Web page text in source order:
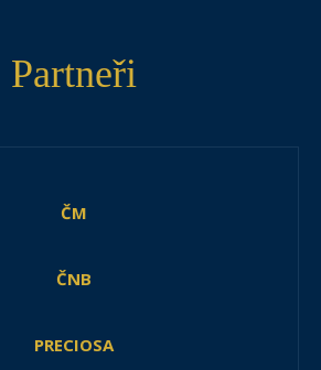
Partneři
ČM
ČNB
PRECIOSA